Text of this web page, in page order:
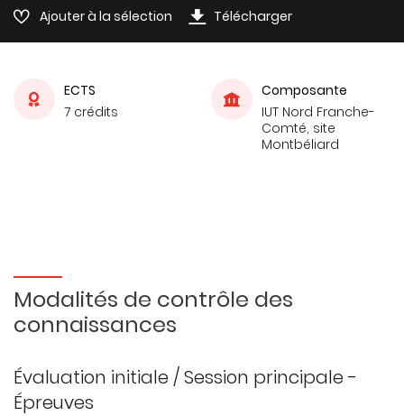
Ajouter à la sélection Télécharger
ECTS
7 crédits
Composante
IUT Nord Franche-
Comté, site
Montbéliard
Modalités de contrôle des
connaissances
Évaluation initiale / Session principale -
Épreuves